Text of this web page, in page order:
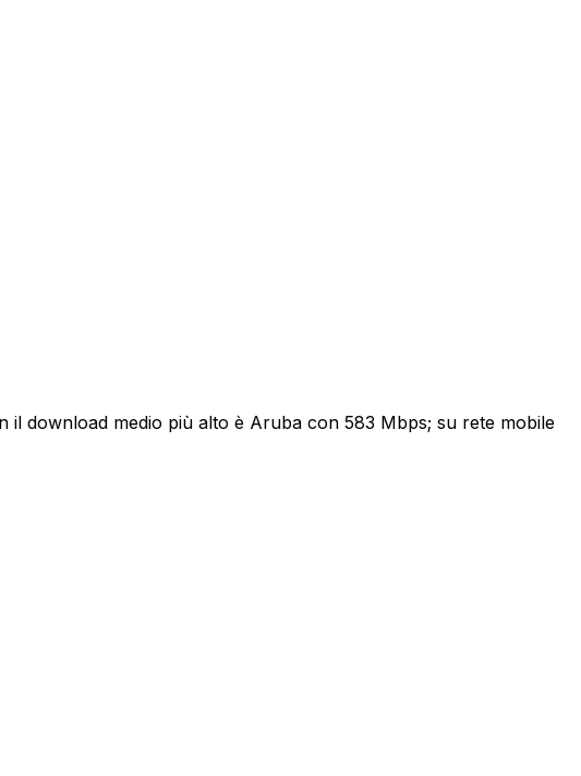
il download medio più alto è Aruba con 583 Mbps; su rete mobile